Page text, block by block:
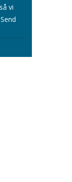
vi
Send